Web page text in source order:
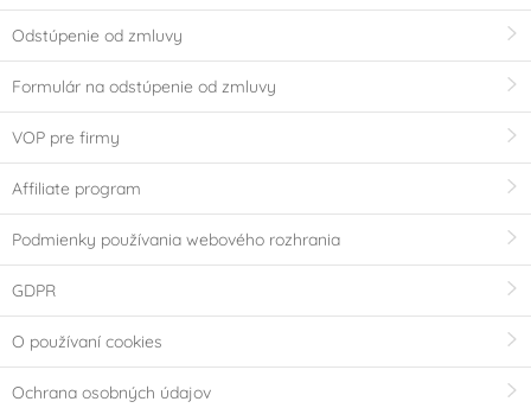
Odstúpenie od zmluvy
Formulár na odstúpenie od zmluvy
VOP pre firmy
Affiliate program
Podmienky používania webového rozhrania
GDPR
O používaní cookies
Ochrana osobných údajov